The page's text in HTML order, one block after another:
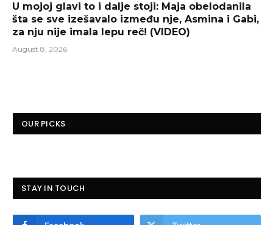
U mojoj glavi to i dalje stoji: Maja obelodanila
šta se sve izešavalo između nje, Asmina i Gabi,
za nju nije imala lepu reč! (VIDEO)
August 8, 2026
OUR PICKS
STAY IN TOUCH